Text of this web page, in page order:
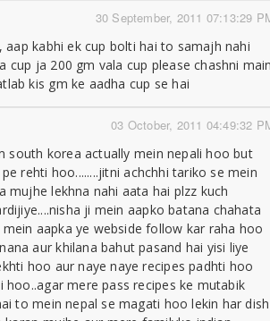
30 September, 2011 07:13:29
aap kabhi ek cup bolti hai to samajh nahi
cup ja 200 gm vala cup please chashni
kis gm ke aadha cup se hai
03 October, 2011 04:49:32
south korea actually mein nepali hoo but
rehti hoo........jitni achchhi tariko se mein
mujhe lekhna nahi aata hai plzz kuch
ji mein aapko batana chahata
aapka ye webside follow kar raha hoo
aur khilana bahut pasand hai yisi liye
hoo aur naye naye recipes padhti hoo
hoo..agar mere pass recipes ke mutabik
to mein nepal se magati hoo lekin har dish